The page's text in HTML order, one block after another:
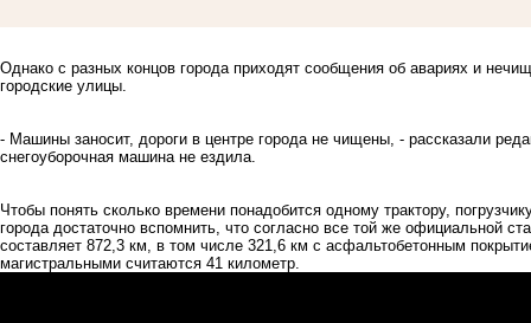
Однако с разных концов города приходят сообщения об авариях и
городские улицы.
- Машины заносит, дороги в центре города не чищены, - рассказали
снегоуборочная машина не ездила.
Чтобы понять сколько времени понадобится одному трактору,
города достаточно вспомнить, что согласно все той же официальной
составляет 872,3 км, в том числе 321,6 км с асфальтобетонным
магистральными считаются 41 километр.